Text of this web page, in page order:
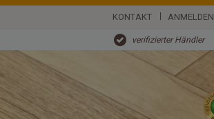
KONTAKT ANMELDEN
verifizierter Händler